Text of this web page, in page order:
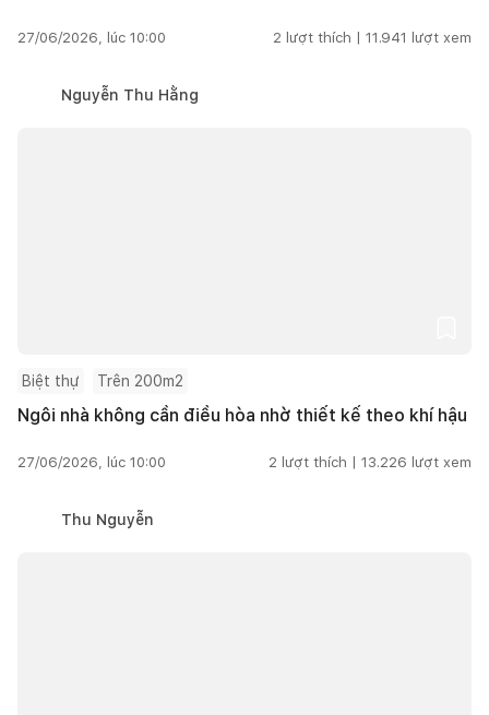
27/06/2026, lúc 10:00 2 lượt thích | 11.941 lượt xem
Nguyễn Thu Hằng
Biệt thự Trên 200m2
Ngôi nhà không cần điều hòa nhờ thiết kế theo khí hậu
27/06/2026, lúc 10:00 2 lượt thích | 13.226 lượt xem
Thu Nguyễn